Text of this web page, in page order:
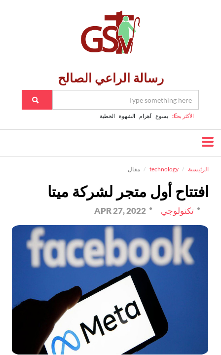
رسالة الراعي الصالح
الأكثر بحثًا: يسوع اَهرام الشهوة الخطية
الرئيسية technology مقال
افتتاح أول متجر لشركة ميتا
تكنولوجي APR 27, 2022